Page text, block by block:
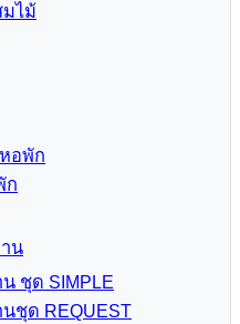
ไม้
อพัก
ก
น
ชุด SIMPLE
ชุด REQUEST